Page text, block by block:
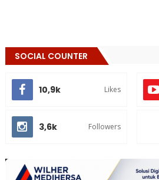
SOCIAL COUNTER
10,9k Likes
3,6k Followers